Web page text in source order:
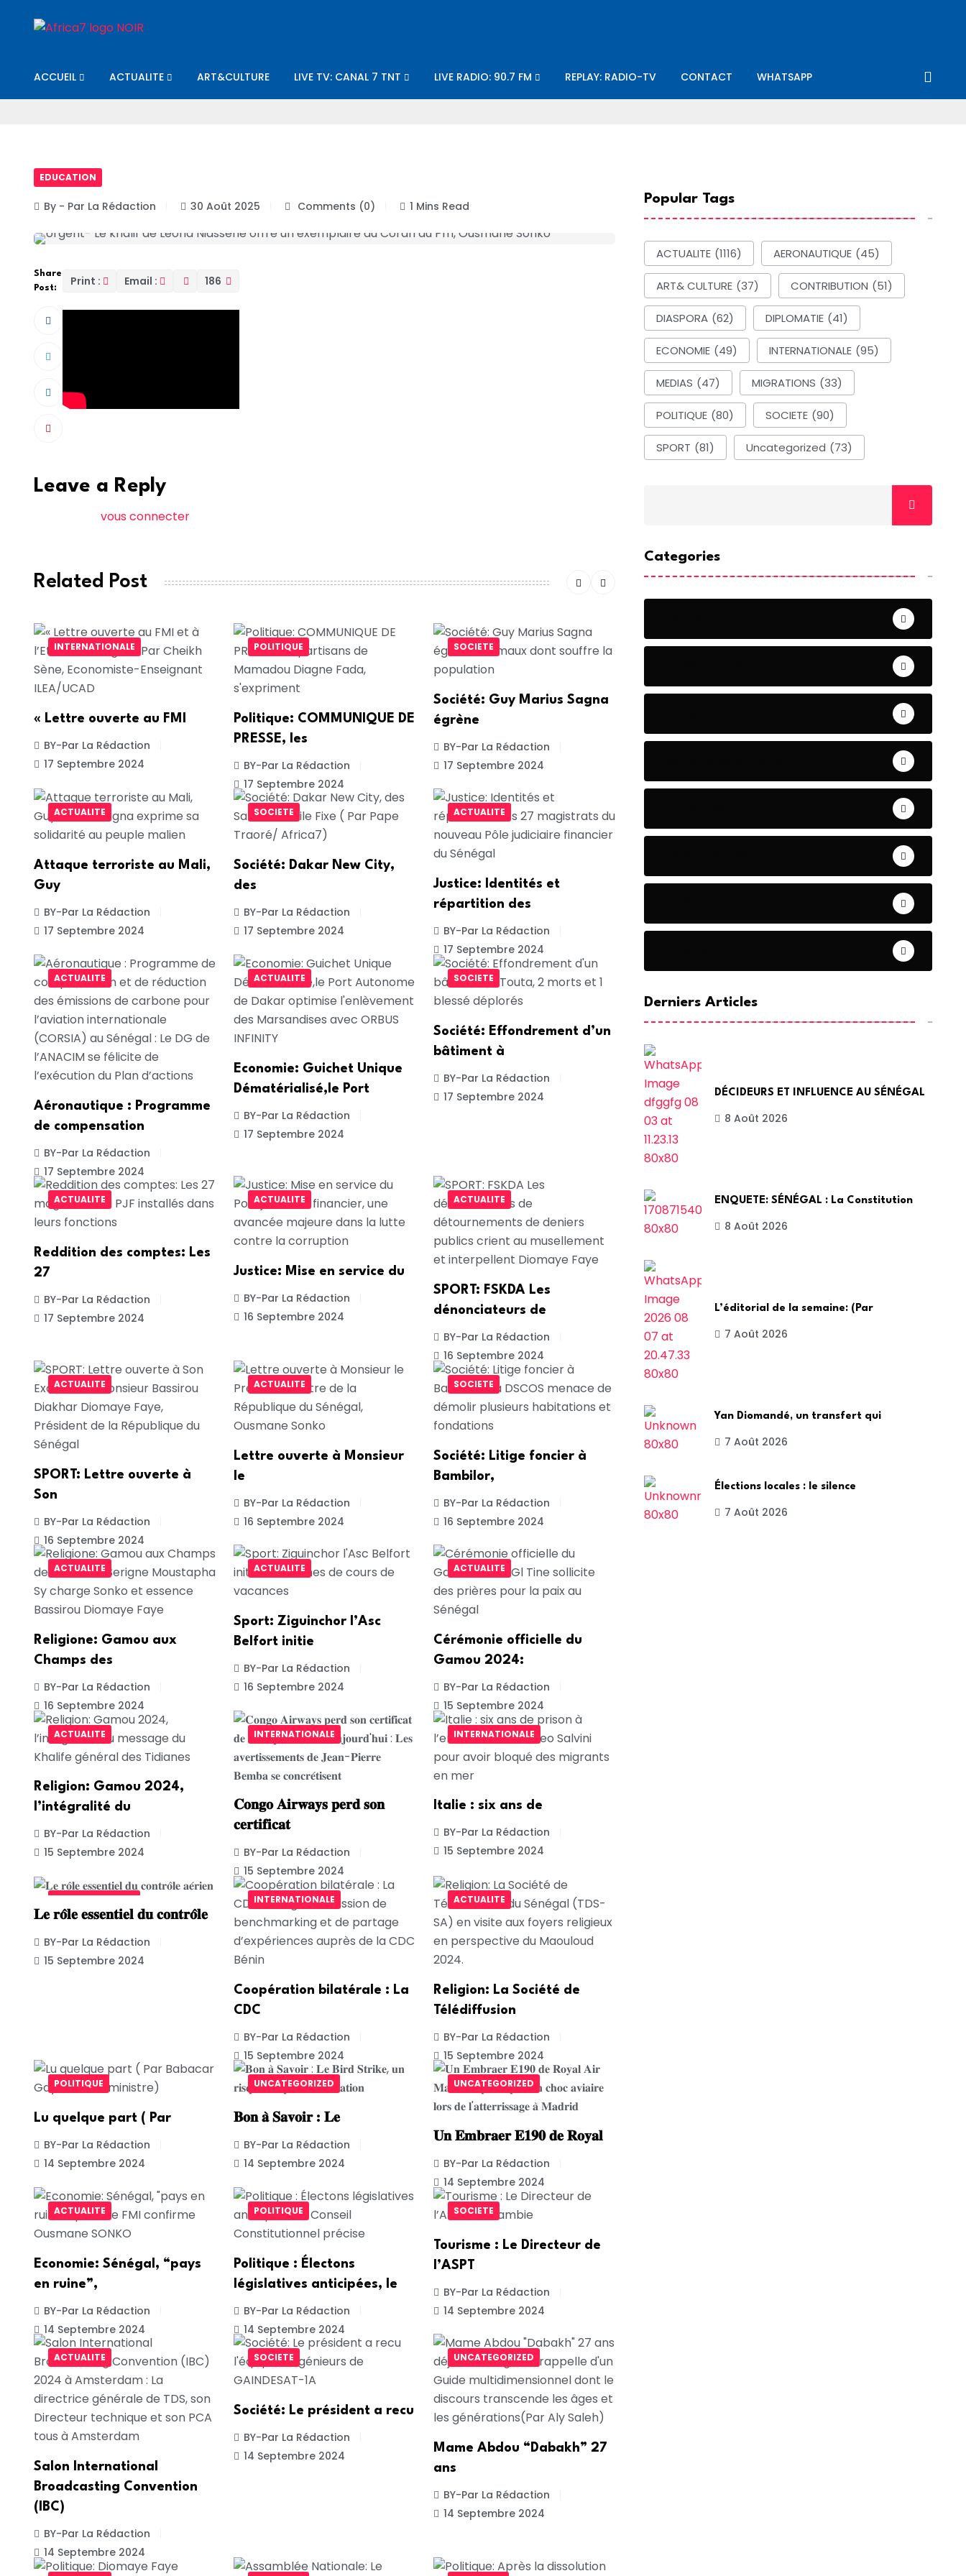
ACCUEIL ACTUALITE ART&CULTURE LIVE TV: CANAL 7 TNT LIVE RADIO: 90.7 FM REPLAY: RADIO-TV CONTACT WHATSAPP
EDUCATION
By - Par La Rédaction 30 Août 2025 Comments (0) 1 Mins Read
Share
Post:
Print : Email : 186
Leave a Reply
vous connecter
Related Post
INTERNATIONALE
« Lettre ouverte au FMI
BY-Par La Rédaction
17 Septembre 2024
POLITIQUE
Politique: COMMUNIQUE DE
PRESSE, les
BY-Par La Rédaction
17 Septembre 2024
SOCIETE
Société: Guy Marius Sagna
égrène
BY-Par La Rédaction
17 Septembre 2024
ACTUALITE
Attaque terroriste au Mali,
Guy
BY-Par La Rédaction
17 Septembre 2024
SOCIETE
Société: Dakar New City,
des
BY-Par La Rédaction
17 Septembre 2024
ACTUALITE
Justice: Identités et
répartition des
BY-Par La Rédaction
17 Septembre 2024
ACTUALITE
Aéronautique : Programme
de compensation
BY-Par La Rédaction
17 Septembre 2024
ACTUALITE
Economie: Guichet Unique
Dématérialisé,le Port
BY-Par La Rédaction
17 Septembre 2024
SOCIETE
Société: Effondrement d’un
bâtiment à
BY-Par La Rédaction
17 Septembre 2024
ACTUALITE
Reddition des comptes: Les
27
BY-Par La Rédaction
17 Septembre 2024
ACTUALITE
Justice: Mise en service du
BY-Par La Rédaction
16 Septembre 2024
ACTUALITE
SPORT: FSKDA Les
dénonciateurs de
BY-Par La Rédaction
16 Septembre 2024
ACTUALITE
SPORT: Lettre ouverte à
Son
BY-Par La Rédaction
16 Septembre 2024
ACTUALITE
Lettre ouverte à Monsieur
le
BY-Par La Rédaction
16 Septembre 2024
SOCIETE
Société: Litige foncier à
Bambilor,
BY-Par La Rédaction
16 Septembre 2024
ACTUALITE
Religione: Gamou aux
Champs des
BY-Par La Rédaction
16 Septembre 2024
ACTUALITE
Sport: Ziguinchor l’Asc
Belfort initie
BY-Par La Rédaction
16 Septembre 2024
ACTUALITE
Cérémonie officielle du
Gamou 2024:
BY-Par La Rédaction
15 Septembre 2024
ACTUALITE
Religion: Gamou 2024,
l’intégralité du
BY-Par La Rédaction
15 Septembre 2024
INTERNATIONALE
𝐂𝐨𝐧𝐠𝐨 𝐀𝐢𝐫𝐰𝐚𝐲𝐬 𝐩𝐞𝐫𝐝 𝐬𝐨𝐧
𝐜𝐞𝐫𝐭𝐢𝐟𝐢𝐜𝐚𝐭
BY-Par La Rédaction
15 Septembre 2024
INTERNATIONALE
Italie : six ans de
BY-Par La Rédaction
15 Septembre 2024
UNCATEGORIZED
𝐋𝐞 𝐫𝐨̂𝐥𝐞 𝐞𝐬𝐬𝐞𝐧𝐭𝐢𝐞𝐥 𝐝𝐮 𝐜𝐨𝐧𝐭𝐫𝐨̂𝐥𝐞
BY-Par La Rédaction
15 Septembre 2024
INTERNATIONALE
Coopération bilatérale : La
CDC
BY-Par La Rédaction
15 Septembre 2024
ACTUALITE
Religion: La Société de
Télédiffusion
BY-Par La Rédaction
15 Septembre 2024
POLITIQUE
Lu quelque part ( Par
BY-Par La Rédaction
14 Septembre 2024
UNCATEGORIZED
𝐁𝐨𝐧 𝐚̀ 𝐒𝐚𝐯𝐨𝐢𝐫 : 𝐋𝐞
BY-Par La Rédaction
14 Septembre 2024
UNCATEGORIZED
𝐔𝐧 𝐄𝐦𝐛𝐫𝐚𝐞𝐫 𝐄𝟏𝟗𝟎 𝐝𝐞 𝐑𝐨𝐲𝐚𝐥
BY-Par La Rédaction
14 Septembre 2024
ACTUALITE
Economie: Sénégal, “pays
en ruine”,
BY-Par La Rédaction
14 Septembre 2024
POLITIQUE
Politique : Électons
législatives anticipées, le
BY-Par La Rédaction
14 Septembre 2024
SOCIETE
Tourisme : Le Directeur de
l’ASPT
BY-Par La Rédaction
14 Septembre 2024
ACTUALITE
Salon International
Broadcasting Convention
(IBC)
BY-Par La Rédaction
14 Septembre 2024
SOCIETE
Société: Le président a recu
BY-Par La Rédaction
14 Septembre 2024
UNCATEGORIZED
Mame Abdou “Dabakh” 27
ans
BY-Par La Rédaction
14 Septembre 2024
Popular Tags
ACTUALITE (1116) AERONAUTIQUE (45)
ART& CULTURE (37) CONTRIBUTION (51)
DIASPORA (62) DIPLOMATIE (41)
ECONOMIE (49) INTERNATIONALE (95)
MEDIAS (47) MIGRATIONS (33)
POLITIQUE (80) SOCIETE (90)
SPORT (81) Uncategorized (73)
Categories
Derniers Articles
DÉCIDEURS ET INFLUENCE AU SÉNÉGAL
8 Août 2026
ENQUETE: SÉNÉGAL : La Constitution
8 Août 2026
L’éditorial de la semaine: (Par
7 Août 2026
Yan Diomandé, un transfert qui
7 Août 2026
Élections locales : le silence
7 Août 2026